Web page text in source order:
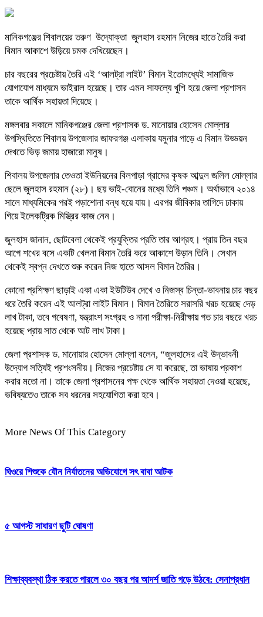
মানিকগঞ্জের শিবালয়ের তরুণ উদ্যোক্তা জুলহাস রহমান নিজের হাতে তৈরি করা
বিমান আকাশে উড়িয়ে চমক দেখিয়েছেন।
চার বছরের প্রচেষ্টায় তৈরি এই ‘আলট্রা লাইট’ বিমান ইতোমধ্যেই সামাজিক
যোগাযোগ মাধ্যমে ভাইরাল হয়েছে। তার এমন সাফল্যে খুশি হয়ে জেলা প্রশাসন
তাকে আর্থিক সহায়তা দিয়েছে।
মঙ্গলবার সকালে মানিকগঞ্জের জেলা প্রশাসক ড. মানোয়ার হোসেন মোল্লার
উপস্থিতিতে শিবালয় উপজেলার জাফরগঞ্জ এলাকায় যমুনার পাড়ে এ বিমান উড্ডয়ন
দেখতে ভিড় জমায় হাজারো মানুষ।
শিবালয় উপজেলার তেওতা ইউনিয়নের বিলপাড়া গ্রামের কৃষক আব্দুল জলিল মোল্লার
ছেলে জুলহাস রহমান (২৮)। ছয় ভাই-বোনের মধ্যে তিনি পঞ্চম। অর্থাভাবে ২০১৪
সালে মাধ্যমিকের পরই পড়াশোনা বন্ধ হয়ে যায়। এরপর জীবিকার তাগিদে ঢাকায়
গিয়ে ইলেকট্রিক মিস্ত্রির কাজ নেন।
জুলহাস জানান, ছোটবেলা থেকেই প্রযুক্তির প্রতি তার আগ্রহ। প্রায় তিন বছর
আগে শখের বসে একটি খেলনা বিমান তৈরি করে আকাশে উড়ান তিনি। সেখান
থেকেই স্বপ্ন দেখতে শুরু করেন নিজ হাতে আসল বিমান তৈরির।
কোনো প্রশিক্ষণ ছাড়াই একা একা ইউটিউব দেখে ও নিজস্ব চিন্তা-ভাবনায় চার বছর
ধরে তৈরি করেন এই আলট্রা লাইট বিমান। বিমান তৈরিতে সরাসরি খরচ হয়েছে দেড়
লাখ টাকা, তবে গবেষণা, যন্ত্রাংশ সংগ্রহ ও নানা পরীক্ষা-নিরীক্ষায় গত চার বছরে খরচ
হয়েছে প্রায় সাত থেকে আট লাখ টাকা।
জেলা প্রশাসক ড. মানোয়ার হোসেন মোল্লা বলেন, “জুলহাসের এই উদ্ভাবনী
উদ্যোগ সত্যিই প্রশংসনীয়। নিজের প্রচেষ্টায় সে যা করেছে, তা ভাষায় প্রকাশ
করার মতো না। তাকে জেলা প্রশাসনের পক্ষ থেকে আর্থিক সহায়তা দেওয়া হয়েছে,
ভবিষ্যতেও তাকে সব ধরনের সহযোগিতা করা হবে।
More News Of This Category
ঘিওরে শিশুকে যৌন নির্যাতনের অভিযোগে সৎ বাবা আটক
৫ আগস্ট সাধারণ ছুটি ঘোষণা
শিক্ষাব্যবস্থা ঠিক করতে পারলে ৩০ বছর পর আদর্শ জাতি গড়ে উঠবে: সেনাপ্রধান